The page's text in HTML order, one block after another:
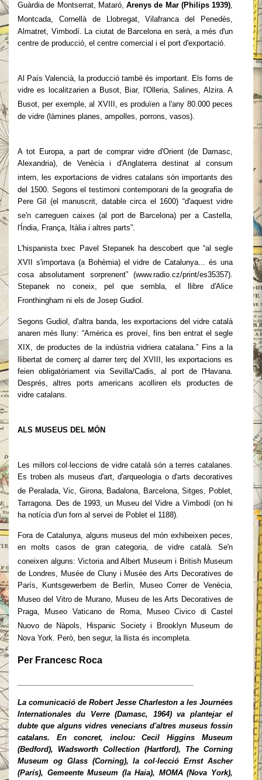
Guàrdia de Montserrat, Mataró, Arenys de Mar (Philips 1939),
Montcada, Cornellà de Llobregat, Vilafranca del
Penedès,
Almatret, Vimbodí. La ciutat de Barcelona en serà, a més d'un
centre de producció, el centre comercial i el port d'exportació.
Al País Valencià, la producció també és important. Els forns de
vidre es localitzarien a Busot, Biar, l'Olleria, Salines, Alzira. A
Busot, per exemple, al XVIII, es produïen a l'any 80.000 peces
de vidre (làmines planes, ampolles, porrons, vasos).
A tot Europa, a part de comprar vidre d'Orient (de Damasc,
Alexandria), de Venècia i d'Anglaterra destinat al consum
intern, les exportacions de vidres catalans són importants des
del 1500. Segons el testimoni contemporani de la geografia de
Pere Gil (el manuscrit, datable circa el 1600) “d'aquest vidre
se'n carreguen caixes (al port de Barcelona) per a Castella,
l'Índia, França, Itàlia i altres parts”.
L'hispanista txec Pavel Stepanek ha descobert que “al segle
XVII s'importava (a Bohèmia) el vidre de Catalunya... és una
cosa absolutament sorprenent” (www.radio.cz/print/es35357).
Stepanek no coneix, pel que sembla, el llibre d'Alice
Fronthingham ni els de Josep Gudiol.
Segons Gudiol, d'altra banda, les exportacions del vidre català
anaren més lluny: “Amèrica es proveí, fins ben entrat el segle
XIX, de productes de la indústria vidriera catalana.” Fins a la
llibertat de comerç al darrer terç del XVIII, les exportacions es
feien obligatòriament via Sevilla/Cadis, al port de l'Havana.
Després, altres ports americans acolliren els productes de
vidre catalans.
ALS MUSEUS DEL MÓN
Les millors col·leccions de vidre català són a terres catalanes.
Es troben als museus d'art, d'arqueologia o d'arts decoratives
de Peralada, Vic, Girona, Badalona, Barcelona, Sitges, Poblet,
Tarragona. Des de 1993, un Museu del Vidre a Vimbodí (on hi
ha notícia d'un forn al servei de Poblet el 1188).
Fora de Catalunya, alguns museus del món exhibeixen peces,
en molts casos de gran categoria, de vidre català. Se'n
coneixen alguns: Victoria and Albert Museum i British Museum
de Londres, Musée de Cluny i Musée des Arts Decoratives de
París, Kuntsgewerbem de Berlín, Museo Correr de Venècia,
Museo del Vitro de Murano, Museu de les Arts Decoratives de
Praga, Museo Vaticano de Roma, Museo Civico di Castel
Nuovo de Nàpols, Hispanic Society i Brooklyn
Museum de
Nova York. Però, ben segur, la llista és incompleta.
Per Francesc Roca
La comunicació de Robert Jesse Charleston a les Journées
Internationales du Verre (Damasc, 1964) va plantejar el
dubte que alguns vidres venecians d'altres museus fossin
catalans. En concret, inclou: Cecil Higgins Museum
(Bedford), Wadsworth Collection (Hartford), The Corning
Museum og Glass (Corning), la col·lecció Ernst Ascher
(París), Gemeente Museum (la Haia), MOMA (Nova York),